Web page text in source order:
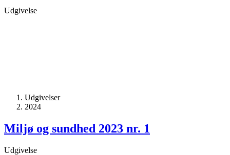
Udgivelse
Udgivelser
2024
Miljø og sundhed 2023 nr. 1
Udgivelse